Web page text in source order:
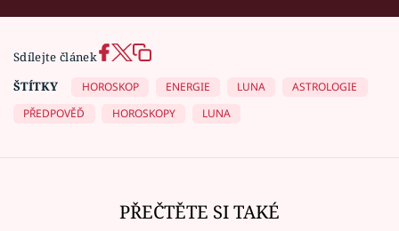
Sdílejte článek
ŠTÍTKY
HOROSKOP ENERGIE LUNA
ASTROLOGIE
PŘEDPOVĚĎ
HOROSKOPY LUNA
PŘEČTĚTE SI TAKÉ